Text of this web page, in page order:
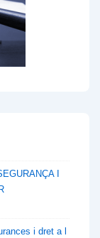
I
i dret a l